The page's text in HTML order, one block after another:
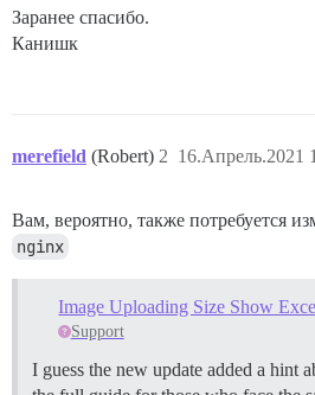
Заранее спасибо.
Канишк
merefield (Robert) 16.Апрель.2021
2
Вам, вероятно, также потребуется
nginx
Image Uploading Size Show
Support
I guess the new update added a hint